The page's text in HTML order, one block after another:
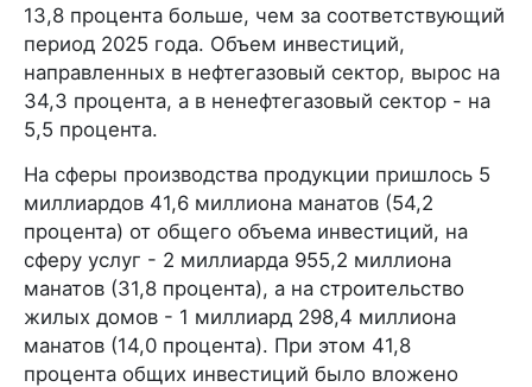
13,8 процента больше, чем за соответствующий
период 2025 года. Объем инвестиций,
направленных в нефтегазовый сектор, вырос на
34,3 процента, а в ненефтегазовый сектор - на
5,5 процента.
На сферы производства продукции пришлось 5
миллиардов 41,6 миллиона манатов (54,2
процента) от общего объема инвестиций, на
сферу услуг - 2 миллиарда 955,2 миллиона
манатов (31,8 процента), а на строительство
жилых домов - 1 миллиард 298,4 миллиона
манатов (14,0 процента). При этом 41,8
процента общих инвестиций было вложено